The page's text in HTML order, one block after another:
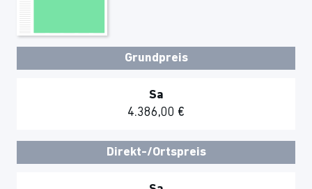
Grundpreis
Sa
4.386,00 €
Direkt-/Ortspreis